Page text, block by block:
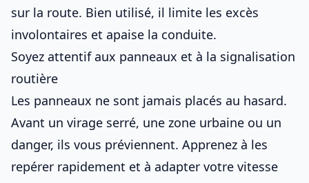
sur la route. Bien utilisé, il limite les excès
involontaires et apaise la conduite.
Soyez attentif aux panneaux et à la signalisation
routière
Les panneaux ne sont jamais placés au hasard.
Avant un virage serré, une zone urbaine ou un
danger, ils vous préviennent. Apprenez à les
repérer rapidement et à adapter votre vitesse